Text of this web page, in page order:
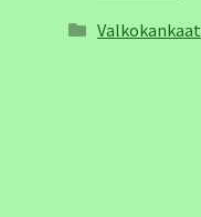
Valkokankaat